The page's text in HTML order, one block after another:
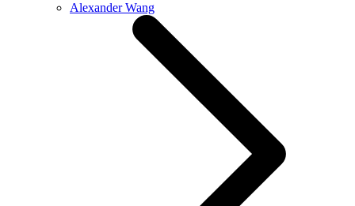
Alexander Wang